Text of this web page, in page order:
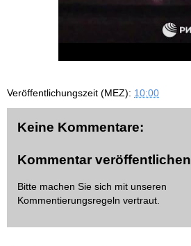
Veröffentlichungszeit (MEZ): 10:00
Keine Kommentare:
Kommentar veröffentlichen
Bitte machen Sie sich mit unseren
Kommentierungsregeln vertraut.